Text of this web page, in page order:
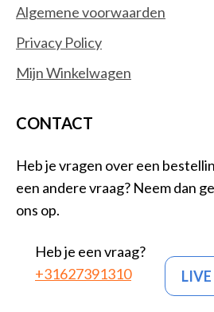
Algemene voorwaarden
Privacy Policy
Mijn Winkelwagen
CONTACT
Heb je vragen over een
een andere vraag? Neem dan
ons op.
Heb je een vraag?
+31627391310